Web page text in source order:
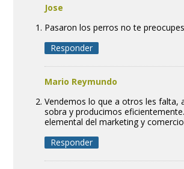
Jose
Pasaron los perros no te
Responder
Mario Reymundo
Vendemos lo que a otros les falta,
sobra y producimos
elemental del marketing y comercio
Responder